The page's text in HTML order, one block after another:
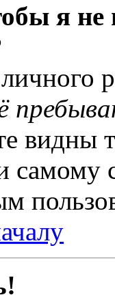
я
видны
самому